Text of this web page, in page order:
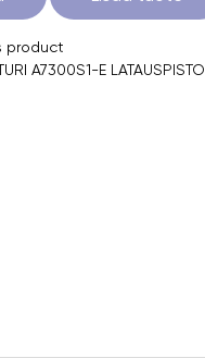
product
A7300S1-E LATAUSPISTO